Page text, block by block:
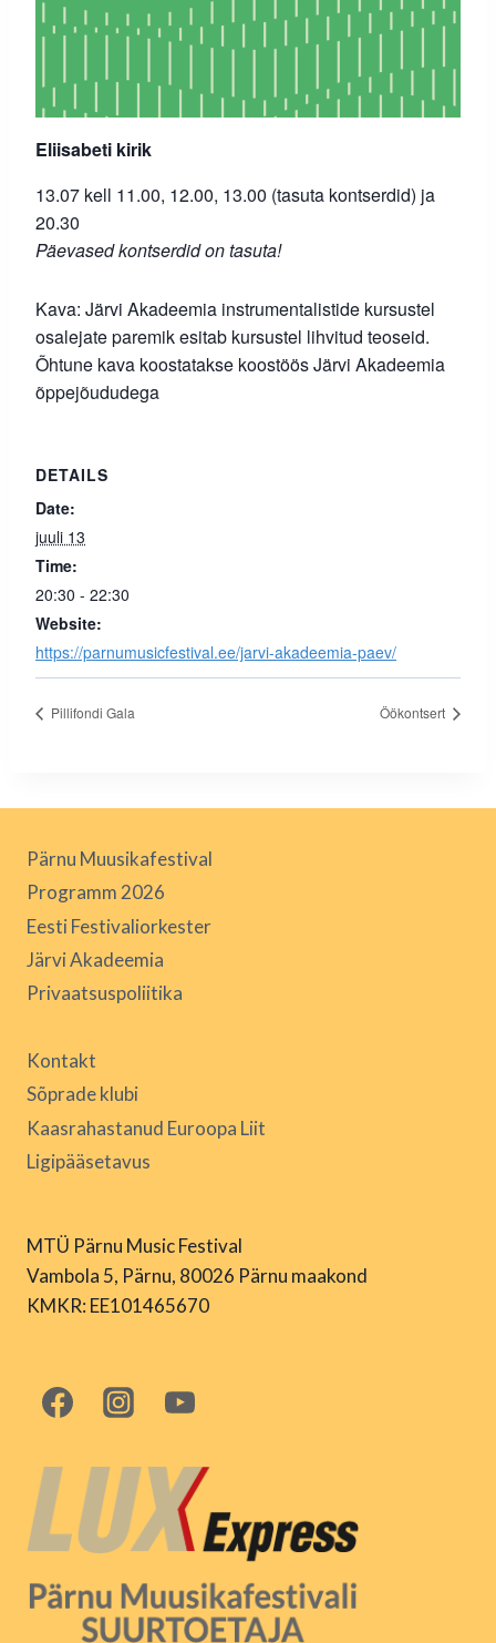
Eliisabeti kirik
13.07 kell 11.00, 12.00, 13.00 (tasuta kontserdid) ja
20.30
Päevased kontserdid on tasuta!
Kava: Järvi Akadeemia instrumentalistide kursustel
osalejate paremik esitab kursustel lihvitud teoseid.
Õhtune kava koostatakse koostöös Järvi Akadeemia
õppejõududega
DETAILS
Date:
juuli 13
Time:
20:30 - 22:30
Website:
https://parnumusicfestival.ee/jarvi-akadeemia-paev/
Pillifondi Gala Öökontsert
Pärnu Muusikafestival
Programm 2026
Eesti Festivaliorkester
Järvi Akadeemia
Privaatsuspoliitika
Kontakt
Sõprade klubi
Kaasrahastanud Euroopa Liit
Ligipääsetavus
MTÜ Pärnu Music Festival
Vambola 5, Pärnu, 80026 Pärnu maakond
KMKR: EE101465670